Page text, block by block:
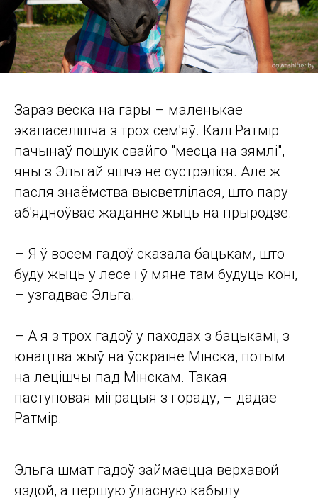
Зараз вёска на гары – маленькае
экапаселішча з трох сем'яў. Калi Ратмір
пачынаў пошук свайго "месца на зямлі",
яны з Эльгай яшчэ не сустрэліся. Але ж
пасля знаёмства высветлілася, што пару
аб'ядноўвае жаданне жыць на прыродзе.
– Я ў восем гадоў сказала бацькам, што
буду жыць у лесе і ў мяне там будуць коні,
– узгадвае Эльга.
– А я з трох гадоў у паходах з бацькамі, з
юнацтва жыў на ўскраіне Мінска, потым
на лецішчы пад Мінскам. Такая
паступовая міграцыя з гораду, – дадае
Ратмір.
Эльга шмат гадоў займаецца верхавой
яздой, а першую ўласную кабылу